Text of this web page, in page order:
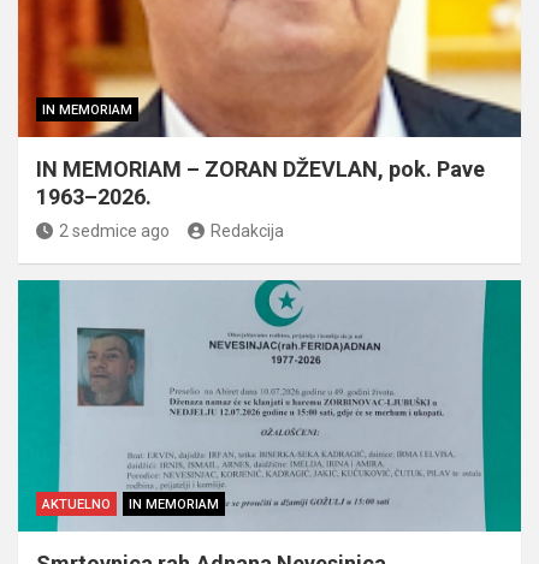
IN MEMORIAM
IN MEMORIAM – ZORAN DŽEVLAN, pok. Pave
1963–2026.
2 sedmice ago Redakcija
AKTUELNO IN MEMORIAM